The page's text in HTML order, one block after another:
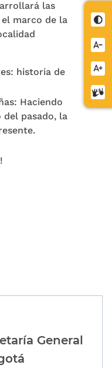
de
las
marco de la
historia de
Haciendo
del pasado, la
General